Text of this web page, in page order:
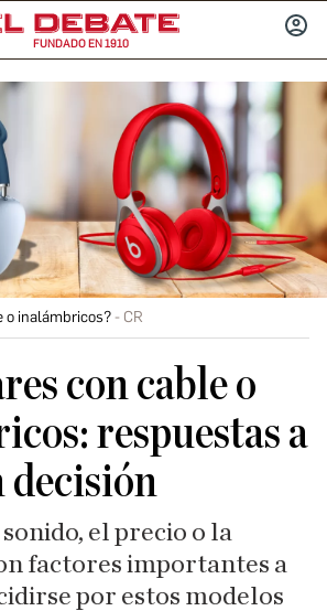
FUNDADO EN 1910
o inalámbricos? CR
con cable o
respuestas a
decisión
el precio o la
factores importantes a
por estos modelos